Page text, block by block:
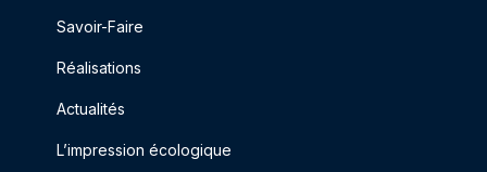
Savoir-Faire
Réalisations
Actualités
L’impression écologique